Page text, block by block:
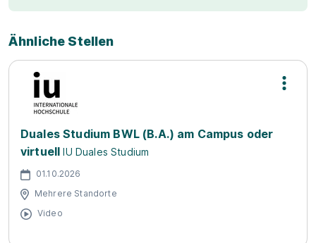
Ähnliche Stellen
Duales Studium BWL (B.A.) am Campus oder
virtuell IU Duales Studium
01.10.2026
Mehrere Standorte
Video